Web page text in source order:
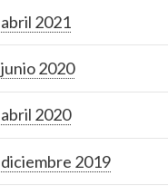
abril 2021
junio 2020
abril 2020
diciembre 2019